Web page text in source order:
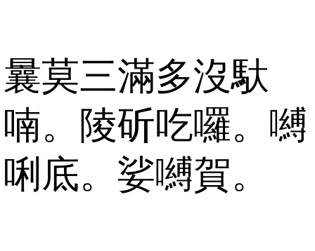
曩莫三滿多沒馱
喃。陵斫吃囉。嚩
唎底。娑嚩賀。